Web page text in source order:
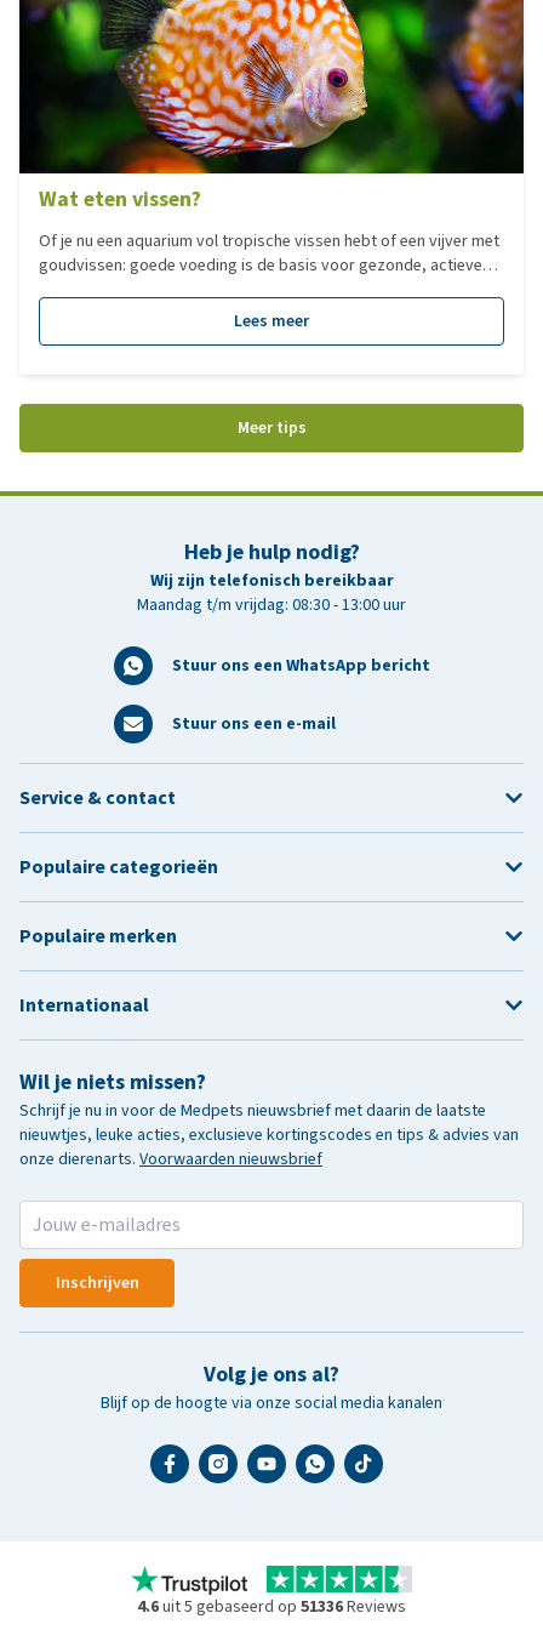
Wat eten vissen?
Of je nu een aquarium vol tropische vissen hebt of een vijver met
goudvissen: goede voeding is de basis voor gezonde, actieve
eenvoudig dan je misschien denkt, want niet elke vis eet
hetzelfde. In deze blog leggen we uit welke soorten voeding er
Lees meer
Meer tips
Heb je hulp nodig?
Wij zijn telefonisch bereikbaar
Maandag t/m vrijdag: 08:30 - 13:00 uur
Stuur ons een WhatsApp bericht
Stuur ons een e-mail
Wil je niets missen?
Schrijf je nu in voor de Medpets nieuwsbrief met daarin de laatste
nieuwtjes, leuke acties, exclusieve kortingscodes en tips & advies van
onze dierenarts. Voorwaarden nieuwsbrief
Inschrijven
Volg je ons al?
Blijf op de hoogte via onze social media kanalen
Service & contact
Populaire categorieën
Populaire merken
Internationaal
4.6uit 5 gebaseerd op 51336Reviews